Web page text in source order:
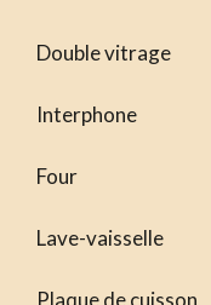
Double vitrage
Interphone
Four
Lave-vaisselle
Plaque de cuisson